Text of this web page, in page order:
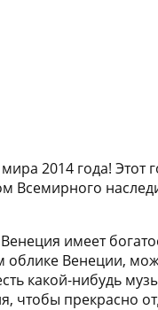
2014 года! Этот
Всемирного
имеет
облике Венеции,
какой-нибудь
чтобы прекрасно